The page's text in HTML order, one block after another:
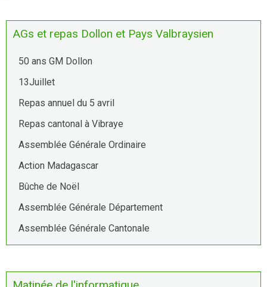
AGs et repas Dollon et Pays Valbraysien
50 ans GM Dollon
13Juillet
Repas annuel du 5 avril
Repas cantonal à Vibraye
Assemblée Générale Ordinaire
Action Madagascar
Bûche de Noël
Assemblée Générale Département
Assemblée Générale Cantonale